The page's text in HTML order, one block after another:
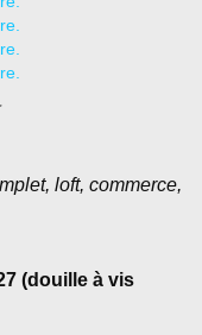
loft, commerce,
(douille à vis